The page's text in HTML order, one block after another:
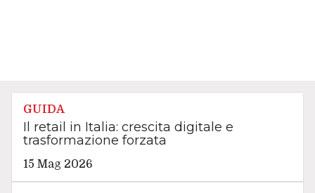
GUIDA
Il retail in Italia: crescita digitale e
trasformazione forzata
15 Mag 2026